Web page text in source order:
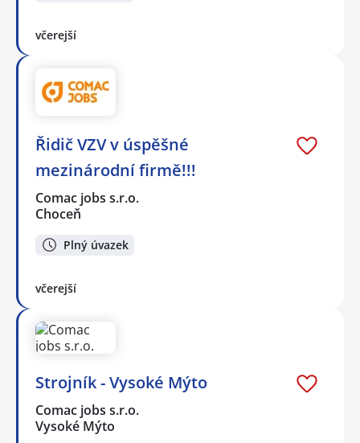
včerejší
Řidič VZV v úspěšné
mezinárodní firmě!!!
Comac jobs s.r.o.
Choceň
Plný úvazek
včerejší
Strojník - Vysoké Mýto
Comac jobs s.r.o.
Vysoké Mýto